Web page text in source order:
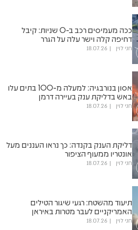
ככה מעמיסים רכב ב-0 שניות: קיבל
דחיפה קלה וישר עלה על הגרר
חני לוין 18.07.26
אסון בנורבגיה: למעלה מ-100 בתים עלו
באש בדליקת ענק בעיירה דרמן
חני לוין 18.07.26
דליקת הענק בקנדה: כך נראו העננים מעל
אונטריו ממעוף הציפור
חני לוין 18.07.26
תיעוד מהשטח: רגעי שיגור הטילים
האמריקניים לעבר מטרות באיראן
חני לוין 18.07.26